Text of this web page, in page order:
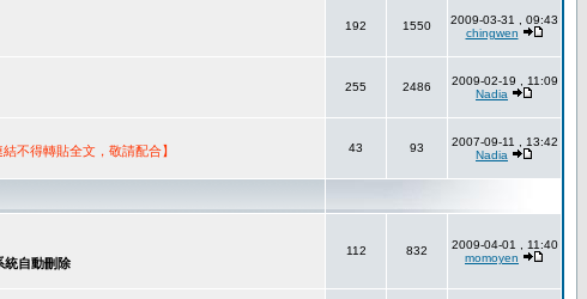
192 1550
2009-03-31 , 09:43
chingwen
255 2486
2009-02-19 , 11:09
Nadia
不得轉貼全文，敬請配合】 43 93
2007-09-11 , 13:42
Nadia
除
112 832
2009-04-01 , 11:40
momoyen